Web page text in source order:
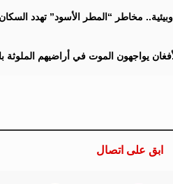
مخاطر “المطر الأسود” تهدد
يواجهون الموت في أراضيهم الملوثة
ابق على اتصال